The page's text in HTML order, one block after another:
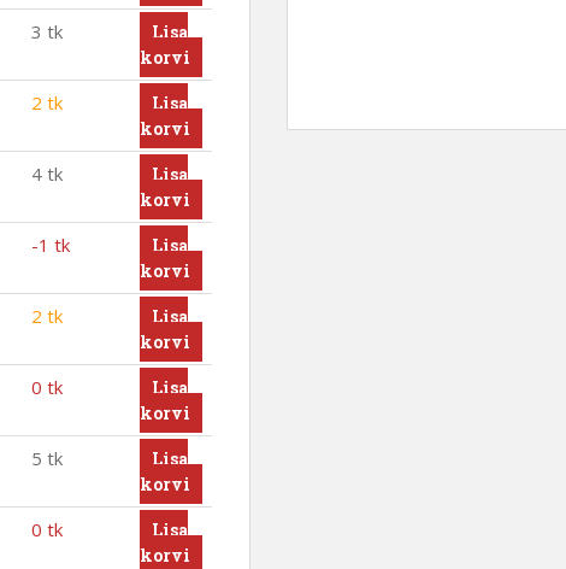
3 tk
Lisa
korvi
2 tk
Lisa
korvi
4 tk
Lisa
korvi
-1 tk
Lisa
korvi
2 tk
Lisa
korvi
0 tk
Lisa
korvi
5 tk
Lisa
korvi
0 tk
Lisa
korvi